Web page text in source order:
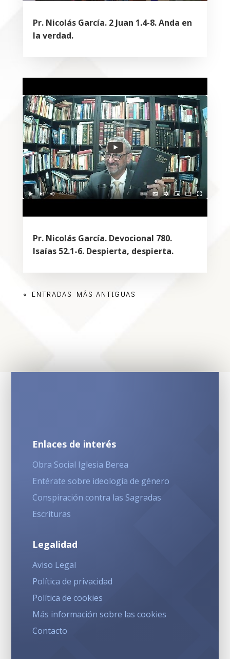
Pr. Nicolás García. 2 Juan 1.4-8. Anda en
la verdad.
Pr. Nicolás García. Devocional 780.
Isaías 52.1-6. Despierta, despierta.
« ENTRADAS MÁS ANTIGUAS
Enlaces de interés
Obra Social Iglesia Berea
Entérate sobre ideología de género
Conspiración contra las Sagradas
Escrituras
Legalidad
Aviso Legal
Política de privacidad
Política de cookies
Más información sobre las cookies
Contacto